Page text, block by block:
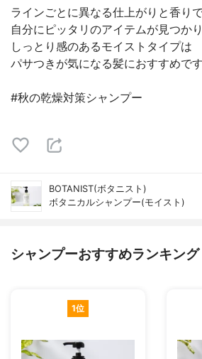
ラインごとに異なる仕上がりと香り
自分にピッタリのアイテムが見つか
しっとり感のあるモイストタイプは
パサつきが気になる髪におすすめです
#秋の乾燥対策シャンプー
BOTANIST(ボタニスト)
ボタニカルシャンプー(モイスト)
シャンプーおすすめランキング
1位